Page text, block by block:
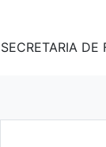
SECRETARIA DE